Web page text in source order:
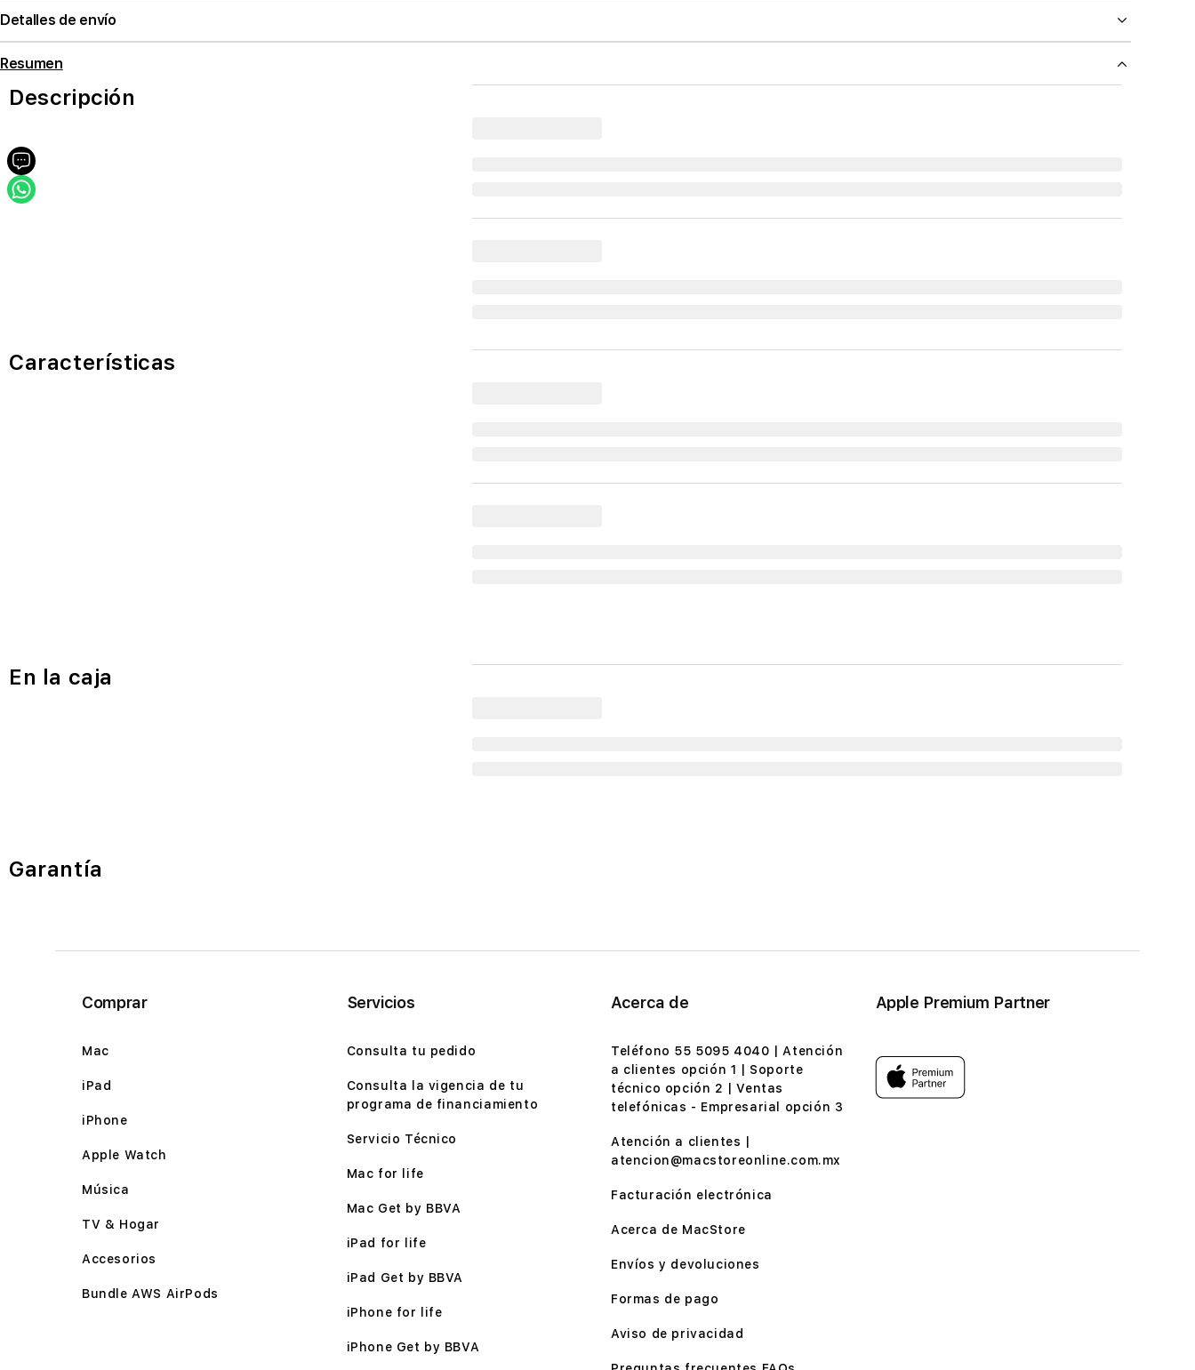
Detalles de envío
Resumen
Descripción
Características
En la caja
Garantía
Comprar
Mac
iPad
iPhone
Apple Watch
Música
TV & Hogar
Accesorios
Bundle AWS AirPods
Servicios
Consulta tu pedido
Consulta la vigencia de tu
programa de financiamiento
Servicio Técnico
Mac for life
Mac Get by BBVA
iPad for life
iPad Get by BBVA
iPhone for life
iPhone Get by BBVA
Acerca de
Teléfono 55 5095 4040 | Atención
a clientes opción 1 | Soporte
técnico opción 2 | Ventas
telefónicas - Empresarial opción 3
Atención a clientes |
atencion@macstoreonline.com.mx
Facturación electrónica
Acerca de MacStore
Envíos y devoluciones
Formas de pago
Aviso de privacidad
Apple Premium Partner